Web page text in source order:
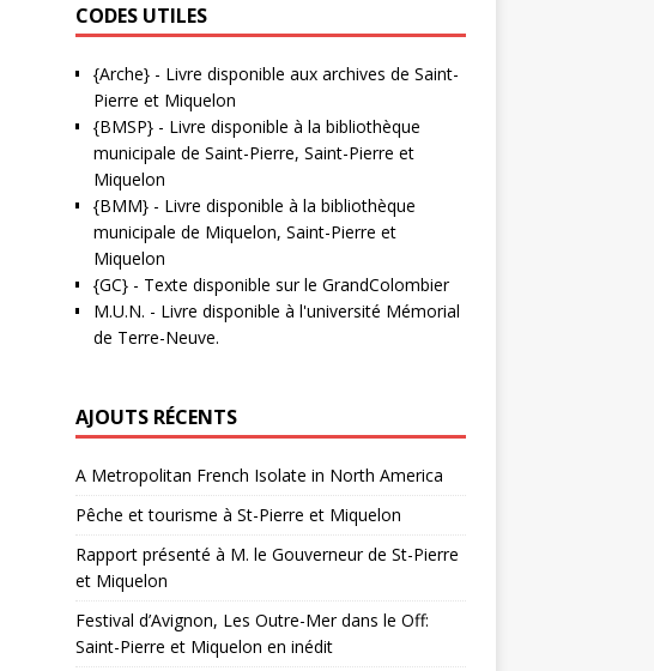
CODES UTILES
{Arche}- Livre disponible aux archives de Saint-
Pierre et Miquelon
{BMSP}- Livre disponible à la bibliothèque
municipale de Saint-Pierre, Saint-Pierre et
Miquelon
{BMM}- Livre disponible à la bibliothèque
municipale de Miquelon, Saint-Pierre et
Miquelon
{GC}- Texte disponible sur le GrandColombier
M.U.N. - Livre disponible à l'université Mémorial
de Terre-Neuve.
AJOUTS RÉCENTS
A Metropolitan French Isolate in North America
Pêche et tourisme à St-Pierre et Miquelon
Rapport présenté à M. le Gouverneur de St-Pierre
et Miquelon
Festival d’Avignon, Les Outre-Mer dans le Off:
Saint-Pierre et Miquelon en inédit